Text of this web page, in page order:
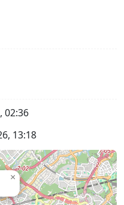
02:36
13:18
×